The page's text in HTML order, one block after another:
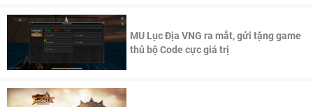
MU Lục Địa VNG ra mắt, gửi tặng game
thủ bộ Code cực giá trị